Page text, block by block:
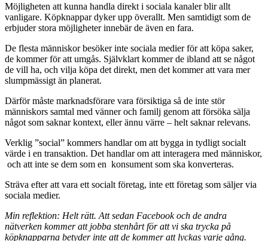
Möjligheten att kunna handla direkt i sociala kanaler blir allt
vanligare. Köpknappar dyker upp överallt. Men samtidigt som de
erbjuder stora möjligheter innebär de även en fara.
De flesta människor besöker inte sociala medier för att köpa saker,
de kommer för att umgås. Självklart kommer de ibland att se något
de vill ha, och vilja köpa det direkt, men det kommer att vara mer
slumpmässigt än planerat.
Därför måste marknadsförare vara försiktiga så de inte stör
människors samtal med vänner och familj genom att försöka sälja
något som saknar kontext, eller ännu värre – helt saknar relevans.
Verklig ”social” kommers handlar om att bygga in tydligt socialt
värde i en transaktion. Det handlar om att interagera med människor,
och att inte se dem som en konsument som ska konverteras.
Sträva efter att vara ett socialt företag, inte ett företag som säljer via
sociala medier.
Min reflektion: Helt rätt. Att sedan Facebook och de andra
nätverken kommer att jobba stenhårt för att vi ska trycka på
köpknapparna betyder inte att de kommer att lyckas varje gång.